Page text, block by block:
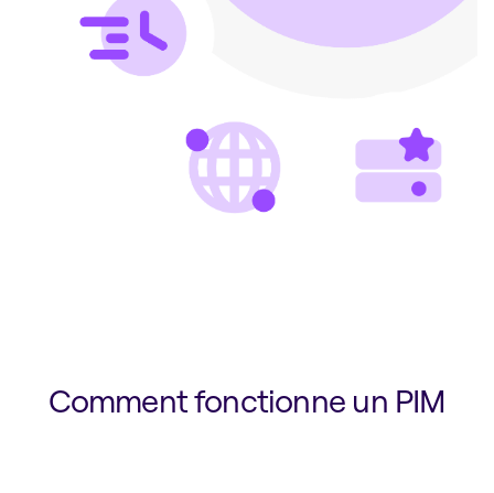
Comment fonctionne un PIM